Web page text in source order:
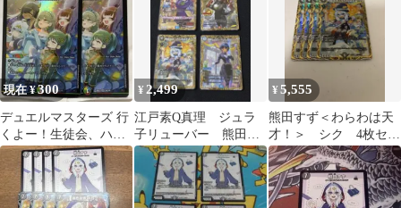
現在 ¥300
デュエルマスターズ 行
くよー！生徒会、ハイ
チーズ！
¥ 2,499
江戸素Q真理 ジュラ
子リューバー 熊田す
ず 蒼斬しのぶ デュ
エマ
¥5,555
熊田すず＜わらわは天
才！＞ シク 4枚セッ
ト